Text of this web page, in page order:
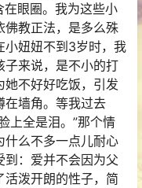
眼圈。我为这些小
佛教正法，是多么殊
小妞妞不到3岁时，我
子来说，是不小的打
她不好好吃饭，引发
在墙角。等我过去
上全是泪。”那个情
什么不多一点儿耐心
到：爱并不会因为父
活泼开朗的性子，简